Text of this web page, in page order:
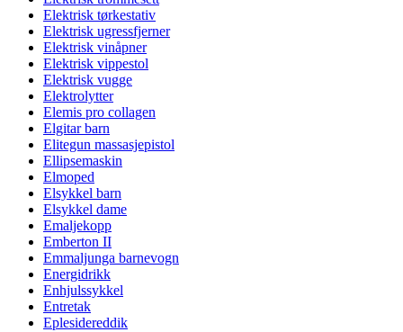
Elektrisk tørkestativ
Elektrisk ugressfjerner
Elektrisk vinåpner
Elektrisk vippestol
Elektrisk vugge
Elektrolytter
Elemis pro collagen
Elgitar barn
Elitegun massasjepistol
Ellipsemaskin
Elmoped
Elsykkel barn
Elsykkel dame
Emaljekopp
Emberton II
Emmaljunga barnevogn
Energidrikk
Enhjulssykkel
Entretak
Eplesidereddik